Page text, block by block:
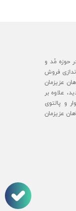
در حوزه مُد و
خود را آغاز کرد. از سال 1399 با راه اندازی فروش
عزیزمان
علاوه بر
و پالتوی
عزیزمان